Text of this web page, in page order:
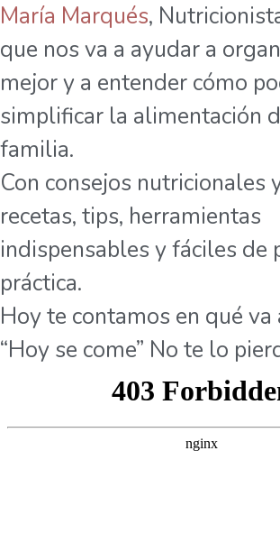
María Marqués,
que nos va a ayudar a
mejor y a entender cómo
simplificar la alimentación
familia.
Con consejos nutricionales
recetas, tips, herramientas
indispensables y fáciles de
práctica.
Hoy te contamos en qué va
“Hoy se come” No te lo